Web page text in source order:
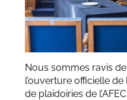
Nous sommes ravis
l’ouverture officielle de
de plaidoiries de